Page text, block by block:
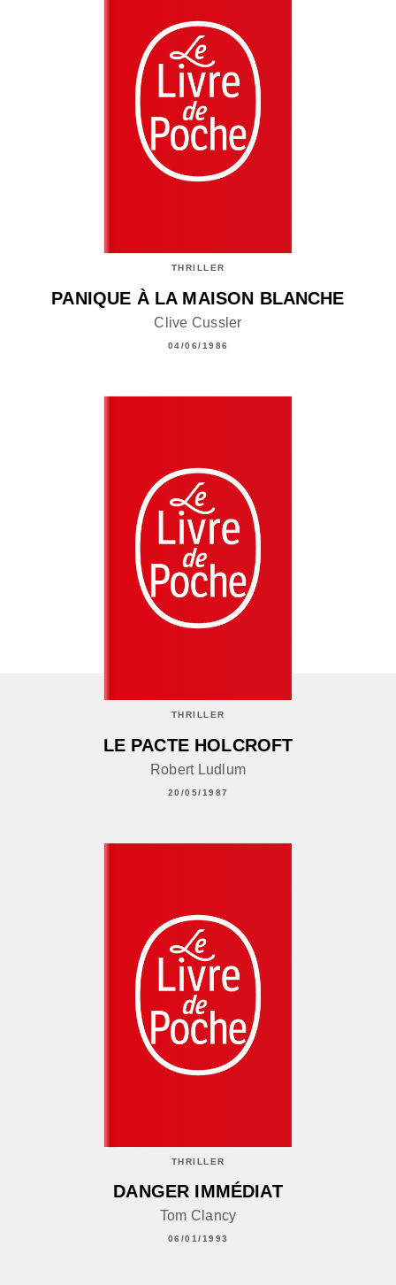
THRILLER
PANIQUE À LA MAISON BLANCHE
Clive Cussler
04/06/1986
THRILLER
LE PACTE HOLCROFT
Robert Ludlum
20/05/1987
THRILLER
DANGER IMMÉDIAT
Tom Clancy
06/01/1993